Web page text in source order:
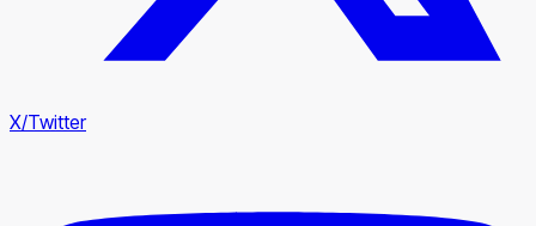
X/Twitter